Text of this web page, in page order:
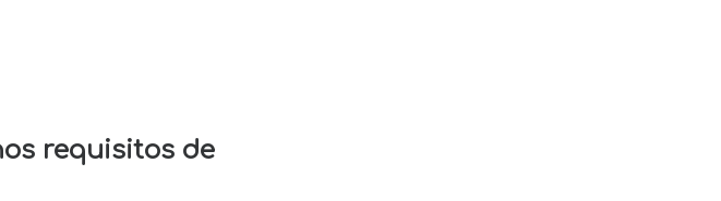
requisitos de